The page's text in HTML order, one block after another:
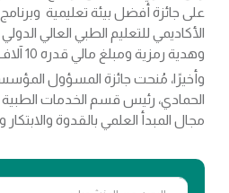
على جائزة أفضل بيئة تعليمية
الأكاديمي للتعليم الطبي العالي
وهدية رمزية ومبلغ مالي قدره 10 آلاف ريال قطري.
وأخيرًا، مُنحت جائزة المسؤول
الحمادي، رئيس قسم الخدمات الطبية
مجال المبدأ العلمي بالقدوة والابتكار